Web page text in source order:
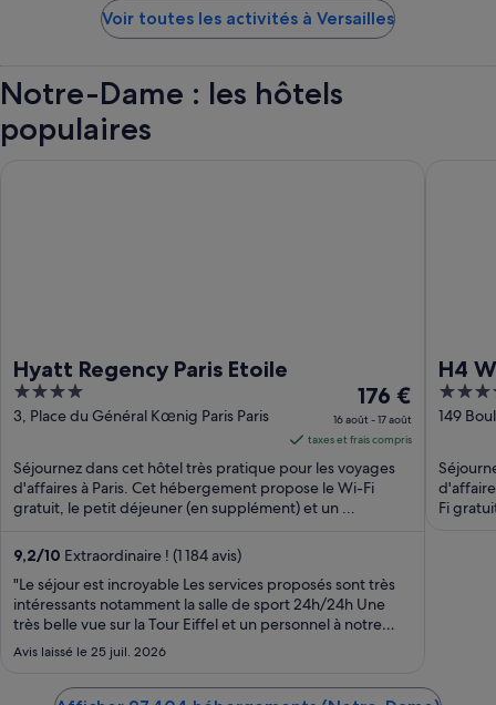
Voir toutes les activités à Versailles
Notre-Dame : les hôtels
populaires
Hyatt Regency Paris Etoile
4
out
5
3, Place du Général Kœnig Paris Paris
Le
prix
est
de 176 €
par
au 17
août.
176 €
16 août - 17 août
taxes et frais compris
Séjournez dans cet hôtel très pratique pour les voyages
d'affaires à Paris. Cet hébergement propose le Wi-Fi
gratuit, le petit déjeuner (en supplément) et un ...
9,2/10 Extraordinaire ! (1 184 avis)
"Le séjour est incroyable Les services proposés sont très
intéressants notamment la salle de sport 24h/24h Une
très belle vue sur la Tour Eiffel et un personnel à notre
écoute et très réactif Je recommande vivement cet hôtel
Avis laissé le 25 juil. 2026
H4
4
out
5
149
Fi